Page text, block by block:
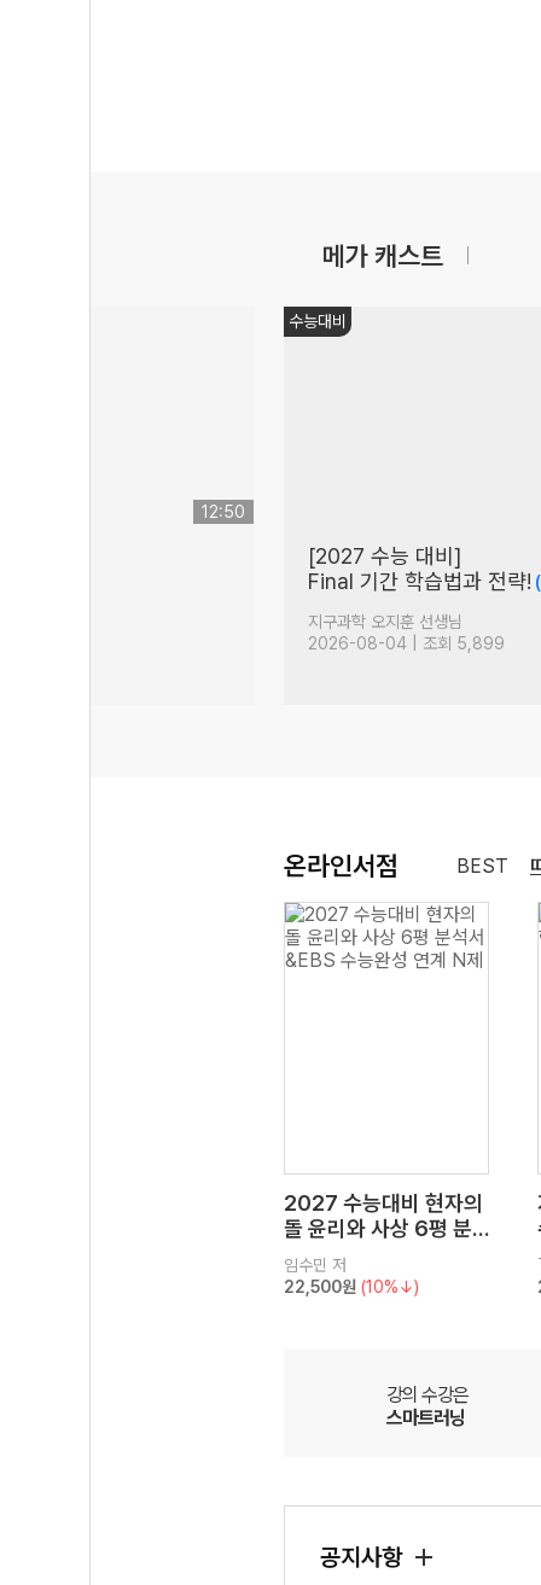
메가 캐스트
12:50
수능대비
[2027 수능 대비]
Final 기간 학습법과 전략!
지구과학 오지훈 선생님
2026-08-04 | 조회 5,899
온라인서점 BEST
2027 수능대비 현자의
돌 윤리와 사상 6평 분
석서&EBS 수능완성 연
계 N제
임수민 저
22,500원 (10%↓)
강의 수강은
스마트러닝
공지사항